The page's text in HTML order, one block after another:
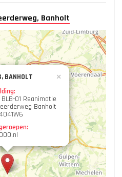
Banholt
BANHOLT
BLB-01 Reanimatie
Banholt
×